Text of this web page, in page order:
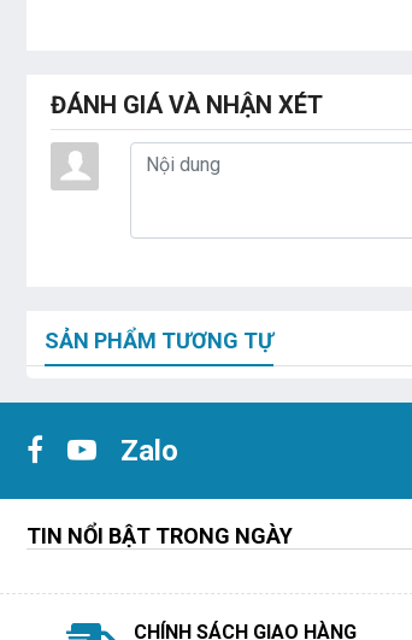
ĐÁNH GIÁ VÀ NHẬN XÉT
SẢN PHẨM TƯƠNG TỰ
Zalo
TIN NỔI BẬT TRONG NGÀY
CHÍNH SÁCH GIAO HÀNG